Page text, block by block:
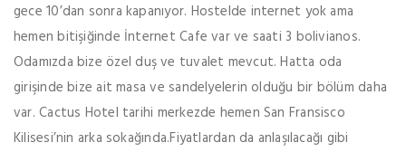
gece 10’dan sonra kapanıyor. Hostelde internet yok ama
hemen bitişiğinde İnternet Cafe var ve saati 3 bolivianos.
Odamızda bize özel duş ve tuvalet mevcut. Hatta oda
girişinde bize ait masa ve sandelyelerin olduğu bir bölüm daha
var. Cactus Hotel tarihi merkezde hemen San Fransisco
Kilisesi’nin arka sokağında.Fiyatlardan da anlaşılacağı gibi